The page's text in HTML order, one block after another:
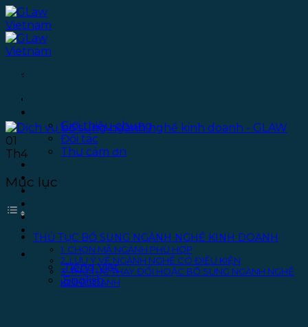
Bỏ
qua
nội
dung
Giới thiệu chung
Đối tác
Thư cảm ơn
Thư viện
Văn phòng
Liên hệ
Tiếng Việt
Tiếng Việt
English
Thủ tục bổ sung ngành nghề
kinh doanh
01
Th4
Mục lục
THỦ TỤC BỔ SUNG NGÀNH NGHỀ KINH DOANH
1. CHỌN MÃ NGÀNH PHÙ HỢP
2. LƯU Ý VỀ NGÀNH NGHỀ CÓ ĐIỀU KIỆN
3. THỦ TỤC THAY ĐỔI HOẶC BỔ SUNG NGÀNH NGHỀ
KINH DOANH